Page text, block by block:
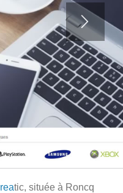
reatic, située à Roncq